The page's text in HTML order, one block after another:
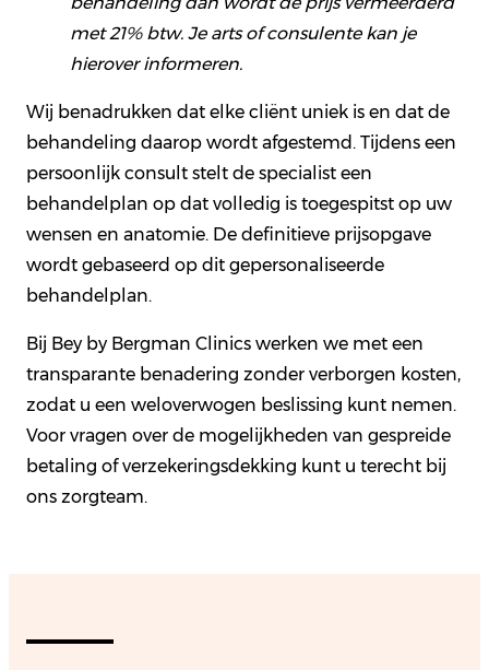
met 21% btw. Je arts of consulente kan je
hierover informeren.
Wij benadrukken dat elke cliënt uniek is en dat de
behandeling daarop wordt afgestemd. Tijdens een
persoonlijk consult stelt de specialist een
behandelplan op dat volledig is toegespitst op uw
wensen en anatomie. De definitieve prijsopgave
wordt gebaseerd op dit gepersonaliseerde
behandelplan.
Bij Bey by Bergman Clinics werken we met een
transparante benadering zonder verborgen kosten,
zodat u een weloverwogen beslissing kunt nemen.
Voor vragen over de mogelijkheden van gespreide
betaling of verzekeringsdekking kunt u terecht bij
ons zorgteam.